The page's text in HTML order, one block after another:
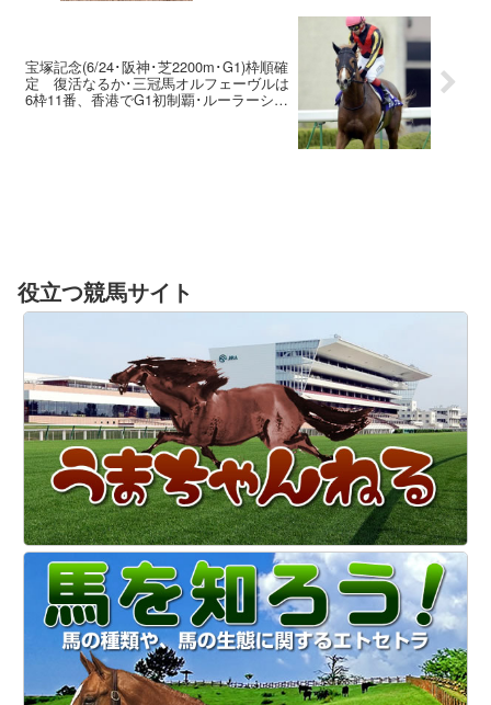
宝塚記念(6/24･阪神･芝2200m･G1)枠順確
定 復活なるか･三冠馬オルフェーヴルは
6枠11番、香港でG1初制覇･ルーラーシッ
役立つ競馬サイト